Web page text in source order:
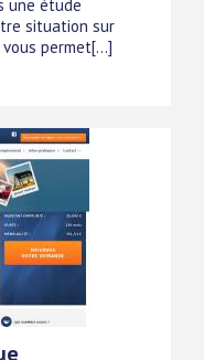
une étude
situation sur
permet[...]